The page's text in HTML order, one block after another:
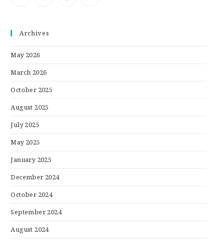
Archives
May 2026
March 2026
October 2025
August 2025
July 2025
May 2025
January 2025
December 2024
October 2024
September 2024
August 2024